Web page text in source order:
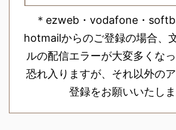
＊ezweb・vodafone・
hotmailからのご登録の場合、
ルの配信エラーが大変多くなっ
恐れ入りますが、それ以外の
登録をお願いいたしま